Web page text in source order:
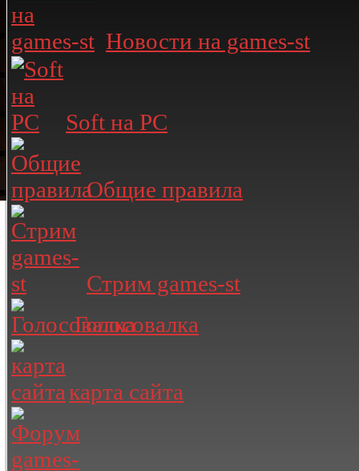
Новости на games-st
Soft на PC
Общие правила
Стрим games-st
Голосовалка
карта сайта